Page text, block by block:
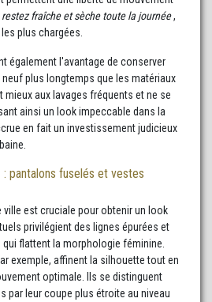
restez fraîche et sèche toute la journée,
plus chargées.
également l'avantage de conserver
plus longtemps que les matériaux
aux lavages fréquents et ne se
ainsi un look impeccable dans la
en fait un investissement judicieux
pantalons fuselés et vestes
ville est cruciale pour obtenir un look
privilégient des lignes épurées et
flattent la morphologie féminine.
exemple, affinent la silhouette tout en
optimale. Ils se distinguent
par leur coupe plus étroite au niveau